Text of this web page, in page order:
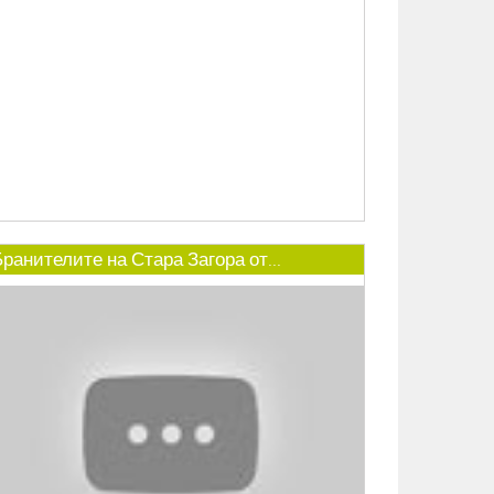
на Стара Загора от...